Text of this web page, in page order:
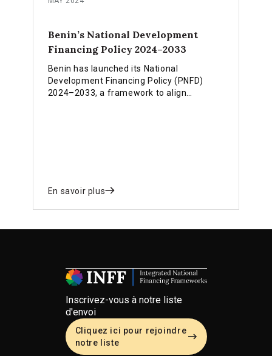
Benin’s National Development
Financing Policy 2024–2033
Benin has launched its National
Development Financing Policy (PNFD)
2024–2033, a framework to align
of SDGs.
En savoir plus
Inscrivez-vous à notre liste
d'envoi
Cliquez ici pour rejoindre
notre liste